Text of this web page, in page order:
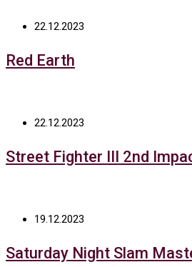
22.12.2023
Red Earth
22.12.2023
Street Fighter III 2nd
19.12.2023
Saturday Night Slam